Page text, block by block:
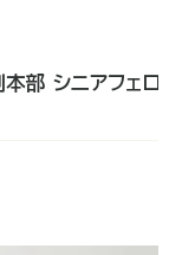
部 シニアフェロー